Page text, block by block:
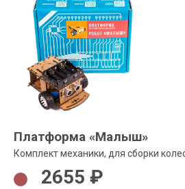
Платформа «Малыш»
Комплект механики, для сборки
2655 ₽